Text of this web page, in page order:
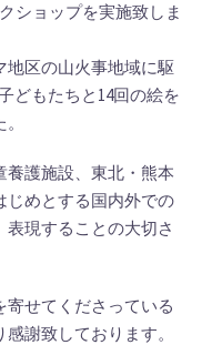
ショップを実施致しま
地区の山火事地域に駆
どもたちと14回の絵を
養護施設、東北・熊本
じめとする国内外での
現することの大切さ
せてくださっている
謝致しております。